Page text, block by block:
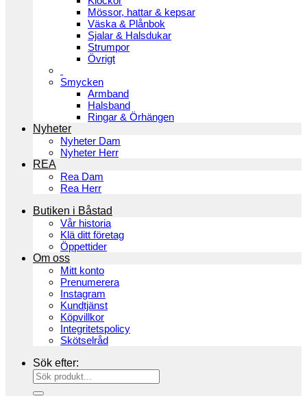
Mössor, hattar & kepsar
Väska & Plånbok
Sjalar & Halsdukar
Strumpor
Övrigt
Smycken
Armband
Halsband
Ringar & Örhängen
Nyheter
Nyheter Dam
Nyheter Herr
REA
Rea Dam
Rea Herr
Butiken i Båstad
Vår historia
Klä ditt företag
Öppettider
Om oss
Mitt konto
Prenumerera
Instagram
Kundtjänst
Köpvillkor
Integritetspolicy
Skötselråd
Sök efter: